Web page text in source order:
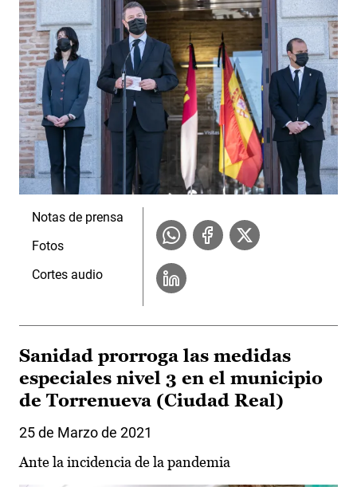
Notas de prensa
Fotos
Cortes audio
Sanidad prorroga las medidas
especiales nivel 3 en el municipio
de Torrenueva (Ciudad Real)
25 de Marzo de 2021
Ante la incidencia de la pandemia